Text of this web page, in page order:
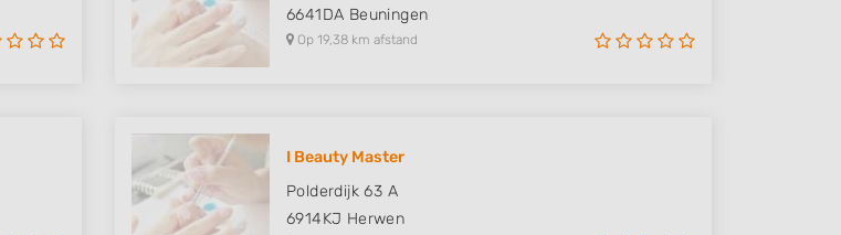
6641DA Beuningen
Op 19,38 km afstand
I Beauty Master
Polderdijk 63 A
6914KJ Herwen